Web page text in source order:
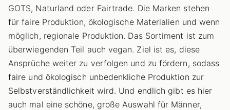
GOTS, Naturland oder Fairtrade. Die Marken stehen
für faire Produktion, ökologische Materialien und wenn
möglich, regionale Produktion. Das Sortiment ist zum
überwiegenden Teil auch vegan. Ziel ist es, diese
Ansprüche weiter zu verfolgen und zu fördern, sodass
faire und ökologisch unbedenkliche Produktion zur
Selbstverständlichkeit wird. Und endlich gibt es hier
auch mal eine schöne, große Auswahl für Männer,